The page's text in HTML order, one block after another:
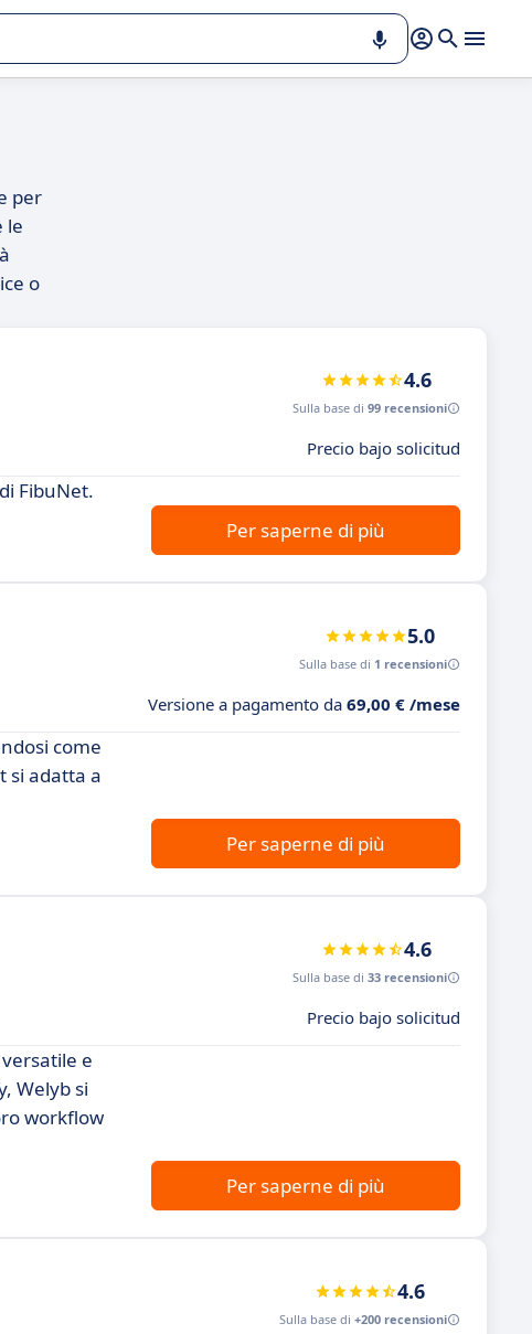
per
le
o
4.6
Sulla base di 99 recensioni
Precio bajo solicitud
FibuNet.
Per saperne di più
5.0
Sulla base di 1 recensioni
Versione a pagamento da 69,00 € /mese
come
si adatta a
Per saperne di più
4.6
Sulla base di 33 recensioni
Precio bajo solicitud
e
Welyb si
workflow
Per saperne di più
4.6
Sulla base di +200 recensioni